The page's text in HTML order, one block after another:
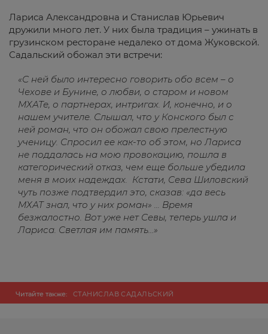
Лариса Александровна и Станислав Юрьевич
дружили много лет. У них была традиция – ужинать в
грузинском ресторане недалеко от дома Жуковской.
Садальский обожал эти встречи:
«С ней было интересно говорить обо всем – о
Чехове и Бунине, о любви, о старом и новом
МХАТе, о партнерах, интригах. И, конечно, и о
нашем учителе. Слышал, что у Конского был с
ней роман, что он обожал свою прелестную
ученицу. Спросил ее как-то об этом, но Лариса
не поддалась на мою провокацию, пошла в
категорический отказ, чем еще больше убедила
меня в моих надеждах. Кстати, Сева Шиловский
чуть позже подтвердил это, сказав: «да весь
МХАТ знал, что у них роман» ... Время
безжалостно. Вот уже нет Севы, теперь ушла и
Лариса. Светлая им память...»
Читайте также: СТАНИСЛАВ САДАЛЬСКИЙ